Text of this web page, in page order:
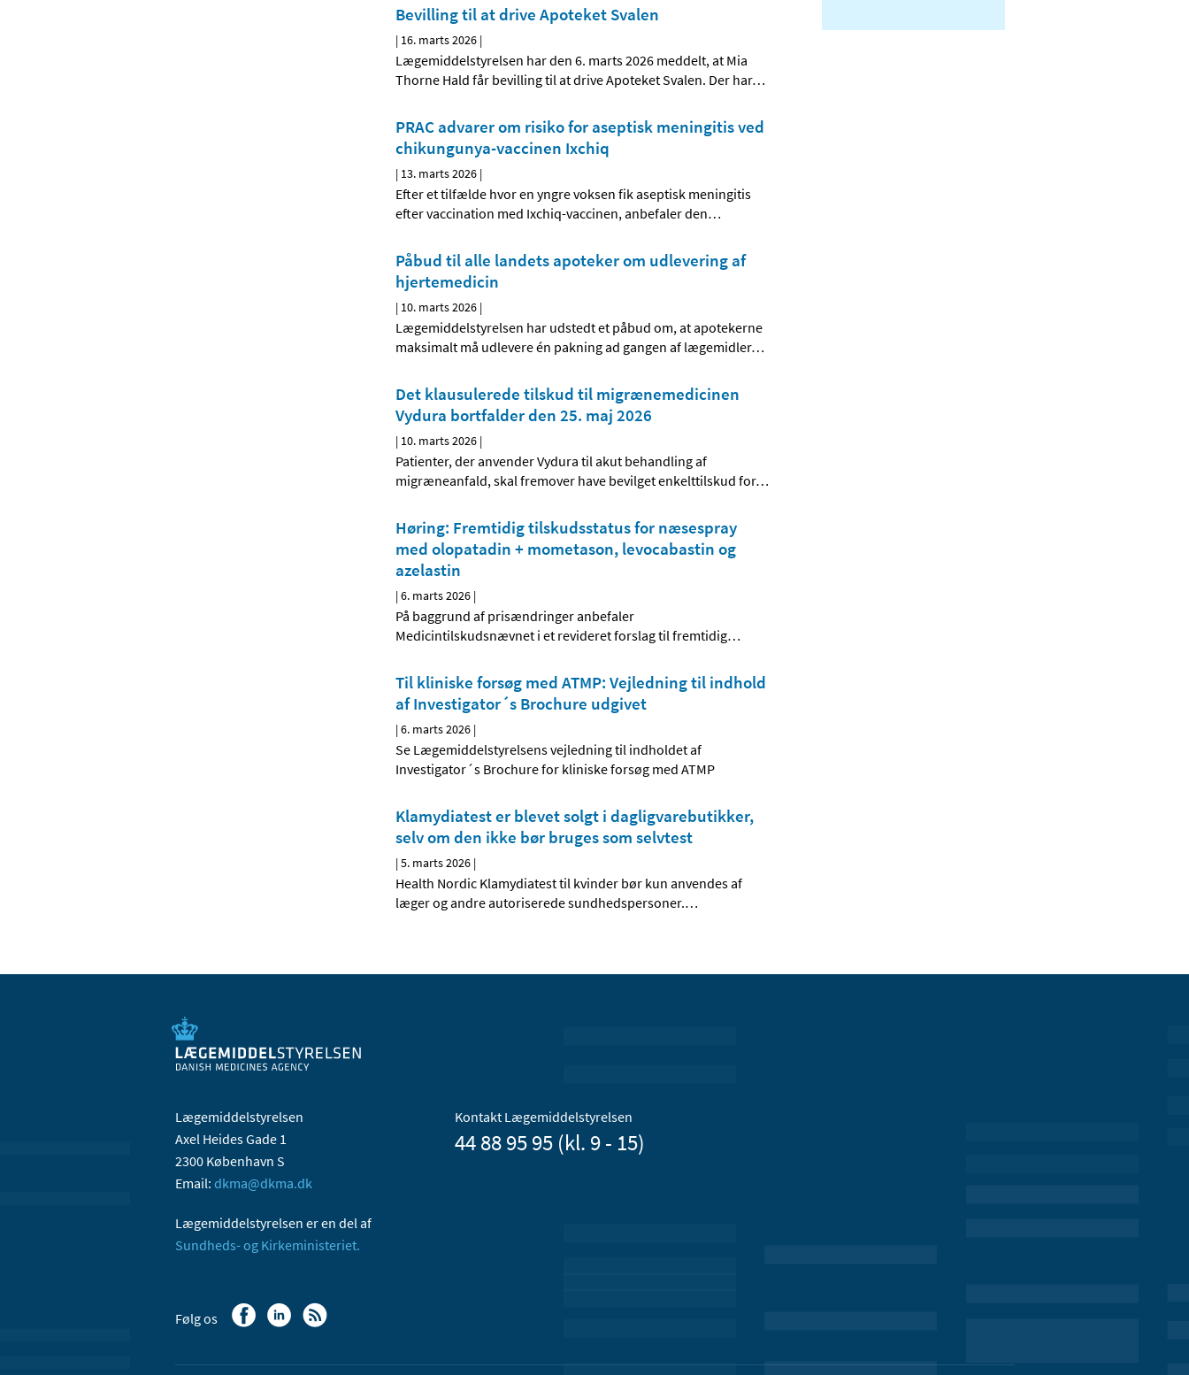
Bevilling til at drive Apoteket Svalen
| 16. marts 2026 |
Lægemiddelstyrelsen har den 6. marts 2026 meddelt, at Mia
Thorne Hald får bevilling til at drive Apoteket Svalen. Der har…
PRAC advarer om risiko for aseptisk meningitis ved
chikungunya-vaccinen Ixchiq
| 13. marts 2026 |
Efter et tilfælde hvor en yngre voksen fik aseptisk meningitis
efter vaccination med Ixchiq-vaccinen, anbefaler den…
Påbud til alle landets apoteker om udlevering af
hjertemedicin
| 10. marts 2026 |
Lægemiddelstyrelsen har udstedt et påbud om, at apotekerne
maksimalt må udlevere én pakning ad gangen af lægemidler…
Det klausulerede tilskud til migrænemedicinen
Vydura bortfalder den 25. maj 2026
| 10. marts 2026 |
Patienter, der anvender Vydura til akut behandling af
migræneanfald, skal fremover have bevilget enkelttilskud for…
Høring: Fremtidig tilskudsstatus for næsespray
med olopatadin + mometason, levocabastin og
azelastin
|6. marts 2026 |
På baggrund af prisændringer anbefaler
Medicintilskudsnævnet i et revideret forslag til fremtidig…
Til kliniske forsøg med ATMP: Vejledning til indhold
af Investigator´s Brochure udgivet
|6. marts 2026 |
Se Lægemiddelstyrelsens vejledning til indholdet af
Investigator´s Brochure for kliniske forsøg med ATMP
Klamydiatest er blevet solgt i dagligvarebutikker,
selv om den ikke bør bruges som selvtest
|5. marts 2026 |
Health Nordic Klamydiatest til kvinder bør kun anvendes af
læger og andre autoriserede sundhedspersoner.…
Lægemiddelstyrelsen
Axel Heides Gade 1
2300 København S
Email: dkma@dkma.dk
Lægemiddelstyrelsen er en del af
Sundheds- og Kirkeministeriet.
Kontakt Lægemiddelstyrelsen
44 88 95 95 (kl. 9 - 15)
Følg os